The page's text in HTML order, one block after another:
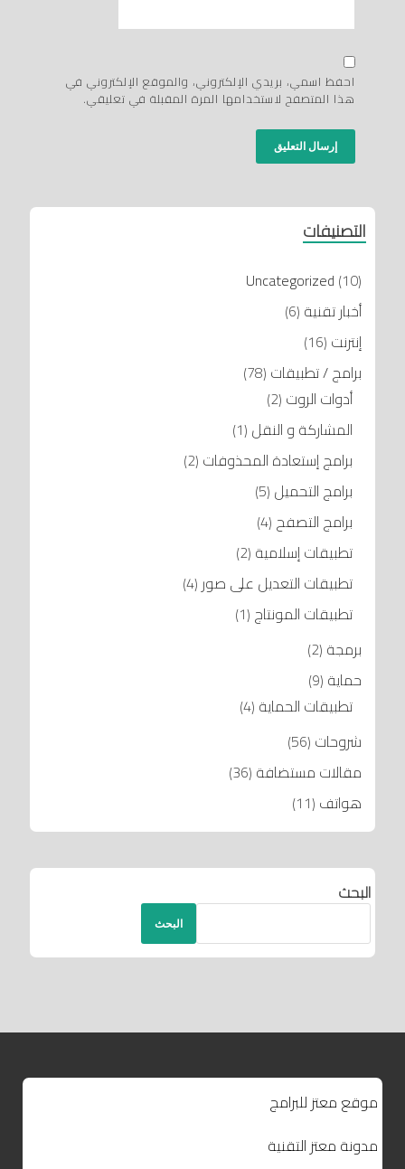
احفظ اسمي، بريدي الإلكتروني، والموقع الإلكتروني في
هذا المتصفح لاستخدامها المرة المقبلة في تعليقي.
التصنيفات
Uncategorized (10)
أخبار تقنية (6)
إنترنت (16)
برامج / تطبيقات (78)
أدوات الروت (2)
المشاركة و النقل (1)
برامج إستعادة المحذوفات (2)
برامج التحميل (5)
برامج التصفح (4)
تطبيقات إسلامية (2)
تطبيقات التعديل على صور (4)
تطبيقات المونتاج (1)
برمجة (2)
حماية (9)
تطبيقات الحماية (4)
شروحات (56)
مقالات مستضافة (36)
هواتف (11)
البحث
البحث
موقع معتز للبرامج
مدونة معتز التقنية